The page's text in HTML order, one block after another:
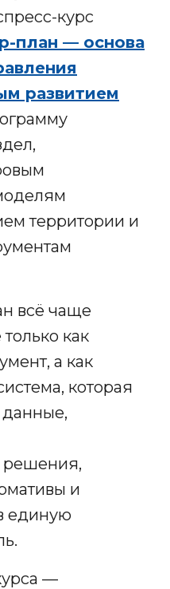
курс
план — основа
развитием
территории и
всё чаще
как
а как
которая
данные,
решения,
и
единую
—